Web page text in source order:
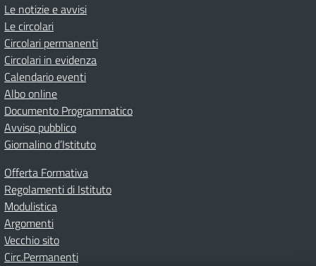
Le notizie e avvisi
Le circolari
Circolari permanenti
Circolari in evidenza
Calendario eventi
Albo online
Documento Programmatico
Avviso pubblico
Giornalino d’Istituto
Offerta Formativa
Regolamenti di Istituto
Modulistica
Argomenti
Vecchio sito
Circ.Permanenti